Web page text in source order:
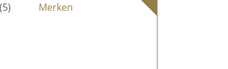
(5)
Merken